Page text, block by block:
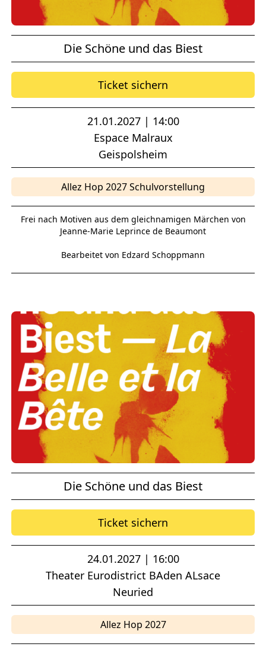
Die Schöne und das Biest
Ticket sichern
21.01.2027 | 14:00
Espace Malraux
Geispolsheim
Allez Hop 2027 Schulvorstellung
Frei nach Motiven aus dem gleichnamigen Märchen von
Jeanne-Marie Leprince de Beaumont
Bearbeitet von Edzard Schoppmann
Die Schöne und das Biest
Ticket sichern
24.01.2027 | 16:00
Theater Eurodistrict BAden ALsace
Neuried
Allez Hop 2027